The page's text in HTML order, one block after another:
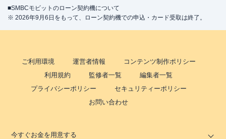
■SMBCモビットのローン契約機について
※ 2026年9月6日をもって、ローン契約機での申込・カード受取は終了。
ご利用環境 運営者情報
コンテンツ制作ポリシー
利用規約
監修者一覧
編集者一覧
プライバシーポリシー
セキュリティーポリシー
お問い合わせ
今すぐお金を用意する